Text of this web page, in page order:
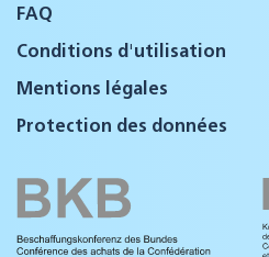
FAQ
Conditions d'utilisation
Mentions légales
Protection des données